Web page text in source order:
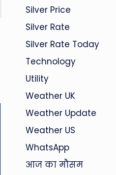
Silver Price
Silver Rate
Silver Rate Today
Technology
Utility
Weather UK
Weather Update
Weather US
WhatsApp
आज का मौसम